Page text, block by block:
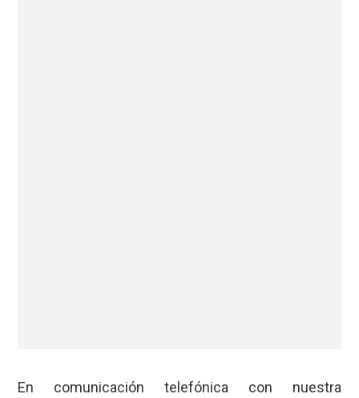
En comunicación telefónica con nuestra